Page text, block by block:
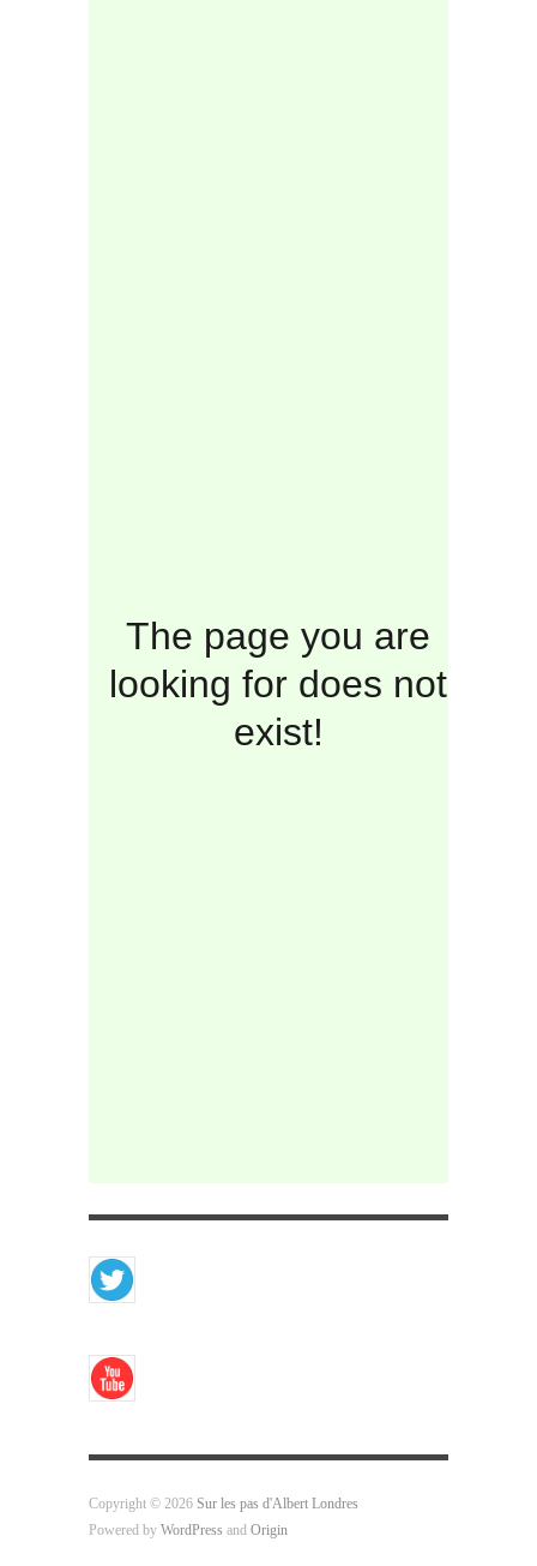
Copyright © 2026 Sur les pas d'Albert Londres
Powered by WordPress and Origin